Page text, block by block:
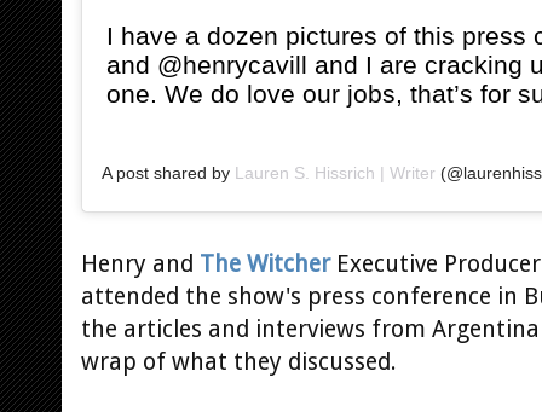
I have a dozen pictures of this press
and @henrycavill and I are cracking
one. We do love our jobs, that’s for
A post shared by Lauren S. Hissrich | Writer
Henry and The WitcherExecutive
attended the show's press conference in
the articles and interviews from
wrap of what they discussed.